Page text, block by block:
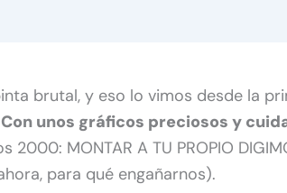
brutal, y eso lo vimos desde la
Con unos gráficos preciosos y
MONTAR A TU PROPIO
para qué engañarnos).